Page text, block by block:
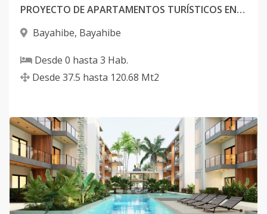
PROYECTO DE APARTAMENTOS TURÍSTICOS EN BAYAHIBE
Bayahibe, Bayahibe
Desde 0 hasta 3 Hab.
Desde 37.5 hasta 120.68 Mt2